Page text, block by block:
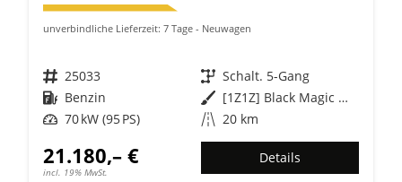
unverbindliche Lieferzeit: 7 Tage Neuwagen
Fahrzeugnr. 25033 Getriebe Schalt. 5-Gang
Kraftstoff Benzin Außenfarbe
[1Z1Z] Black Magic Metallic
Leistung 70 kW (95 PS) Kilometerstand 20 km
21.180,– €
incl. 19% MwSt.
Details